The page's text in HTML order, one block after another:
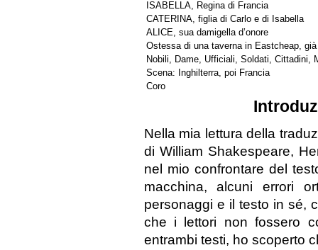
ISABELLA, Regina di Francia
CATERINA, figlia di Carlo e di Isabella
ALICE, sua damigella d’onore
Ostessa di una taverna in Eastcheap,
Nobili, Dame, Ufficiali, Soldati, Cittadini,
Scena: Inghilterra, poi Francia
Coro
Nella mia lettura della
di William Shakespeare,
nel mio confrontare del
macchina, alcuni errori
personaggi e il testo in sé,
che i lettori non fossero
entrambi testi, ho scoperto